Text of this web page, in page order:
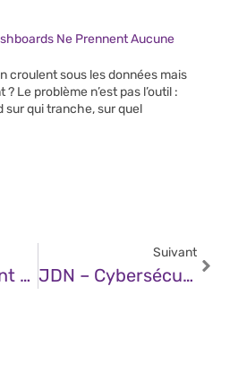
Ne Prennent Aucune
croulent sous les données mais
Le problème n’est pas l’outil :
sur qui tranche, sur quel
JDN – Comment Navan A Développé Un Véritable Agent IA… Avant Tout Le Monde
Suivant
JDN – Cybersécurité : Quelles Sont Les Solutions Numériques Pour Se Conformer Aux Nouvelles Réglementations